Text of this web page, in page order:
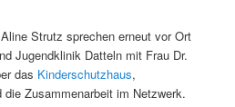
Strutz sprechen erneut vor Ort
Jugendklinik Datteln mit Frau Dr.
das Kinderschutzhaus,
Zusammenarbeit im Netzwerk.